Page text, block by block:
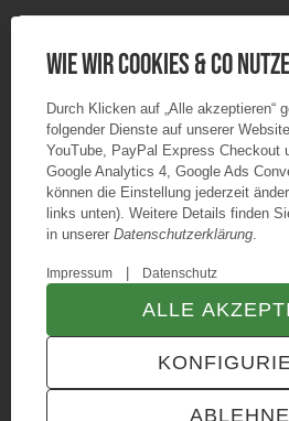
TECHNIK JTL-Shop Template
Wie wir Cookies & Co
Durch Klicken auf „Alle akzeptieren“
folgender Dienste auf unserer
YouTube, PayPal Express Checkout
Google Analytics 4, Google Ads
können die Einstellung jederzeit
links unten). Weitere Details finden
in unserer Datenschutzerklärung.
Impressum Datenschutz
ALLE